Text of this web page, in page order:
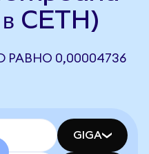
CETH)
РАВНО 0,00004736
GIGA